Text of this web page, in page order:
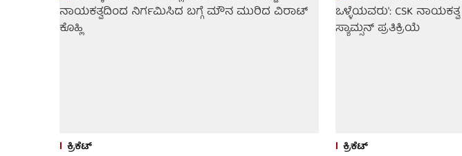
ಕ್ರಿಕೆಟ್ ಕ್ರಿಕೆಟ್